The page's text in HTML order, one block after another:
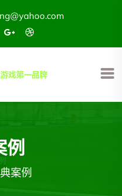
例
案例